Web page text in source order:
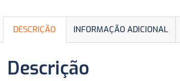
DESCRIÇÃO INFORMAÇÃO ADICIONAL
Descrição